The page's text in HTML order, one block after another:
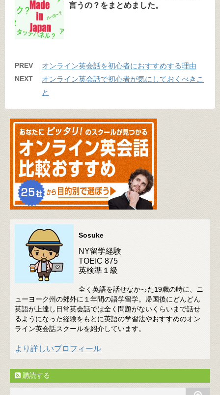
言うの？をまとめました。
PREV オンライン英会話を初心者におすすめする理由
NEXT
オンライン英会話で初心者が気にしておくべきこ
と
Sosuke
NY留学経験
TOEIC 875
英検準１級
全く英語を話せなかった19歳の時に、ニ
ューヨーク州の郊外に１年間の語学留学。帰国後にどんどん
英語が上達し日常英会話では全く問題がないくらいまで話せ
るようになった経験をもとに英語の学習法やおすすめのオン
ライン英会話スクールを紹介しています。
より詳しいプロフィール
購読する